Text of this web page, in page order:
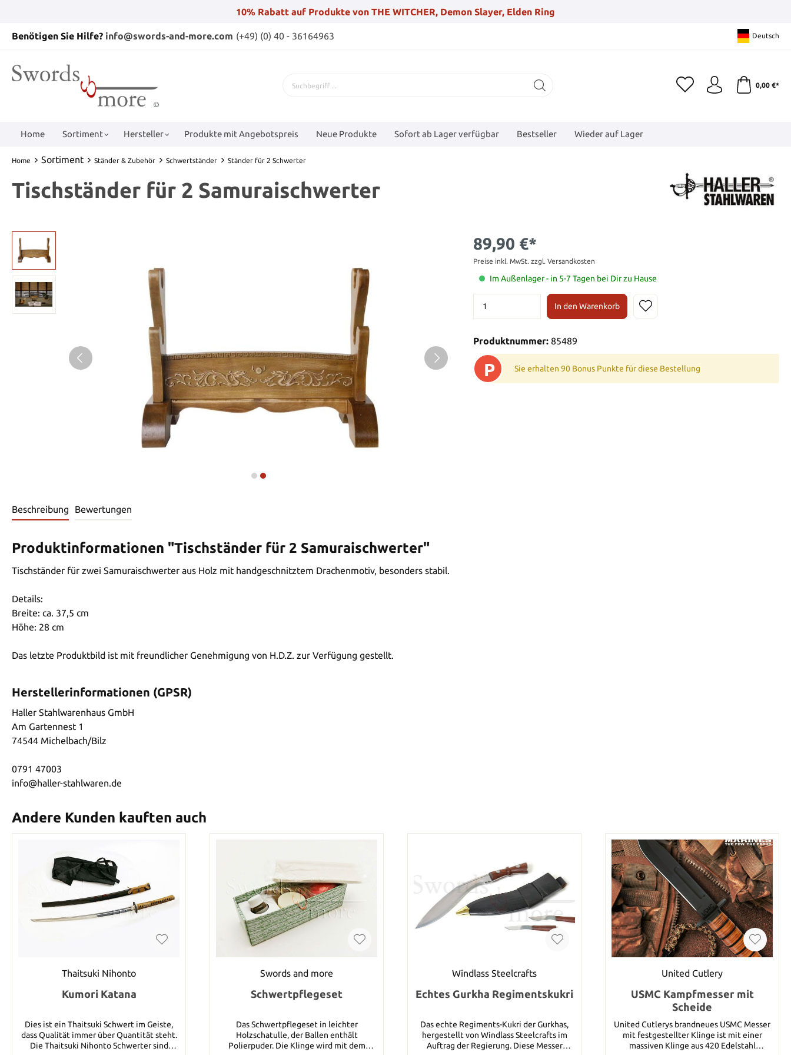
10% Rabatt auf Produkte von THE WITCHER, Demon Slayer, Elden Ring
Benötigen Sie Hilfe? info@swords-and-more.com (+49) (0) 40 - 36164963 Deutsch
0,00 €*
Home Sortiment Hersteller Produkte mit Angebotspreis Neue Produkte Sofort ab Lager verfügbar Bestseller Wieder auf Lager
Home Sortiment Ständer & Zubehör Schwertständer Ständer für 2 Schwerter
Tischständer für 2 Samuraischwerter
89,90 €*
Preise inkl. MwSt. zzgl. Versandkosten
Im Außenlager - in 5-7 Tagen bei Dir zu Hause
In den Warenkorb
Produktnummer: 85489
P Sie erhalten 90 Bonus Punkte für diese Bestellung
Beschreibung Bewertungen
Produktinformationen "Tischständer für 2 Samuraischwerter"
Tischständer für zwei Samuraischwerter aus Holz mit handgeschnitztem Drachenmotiv, besonders stabil.
Details:
Breite: ca. 37,5 cm
Höhe: 28 cm
Das letzte Produktbild ist mit freundlicher Genehmigung von H.D.Z. zur Verfügung gestellt.
Herstellerinformationen (GPSR)
Haller Stahlwarenhaus GmbH
Am Gartennest 1
74544 Michelbach/Bilz
0791 47003
info@haller-stahlwaren.de
Andere Kunden kauften auch
Thaitsuki Nihonto
Kumori Katana
Dies ist ein Thaitsuki Schwert im Geiste,
dass Qualität immer über Quantität steht.
Die Thaitsuki Nihonto Schwerter sind
Swords and more
Schwertpflegeset
Das Schwertpflegeset in leichter
Holzschatulle, der Ballen enthält
Polierpuder. Die Klinge wird mit dem
Windlass Steelcrafts
Echtes Gurkha Regimentskukri
Das echte Regiments-Kukri der Gurkhas,
hergestellt von Windlass Steelcrafts im
Auftrag der Regierung. Diese Messer
United Cutlery
USMC Kampfmesser mit
Scheide
United Cutlerys brandneues USMC Messer
mit festgestellter Klinge ist mit einer
massiven Klinge aus 420 Edelstahl